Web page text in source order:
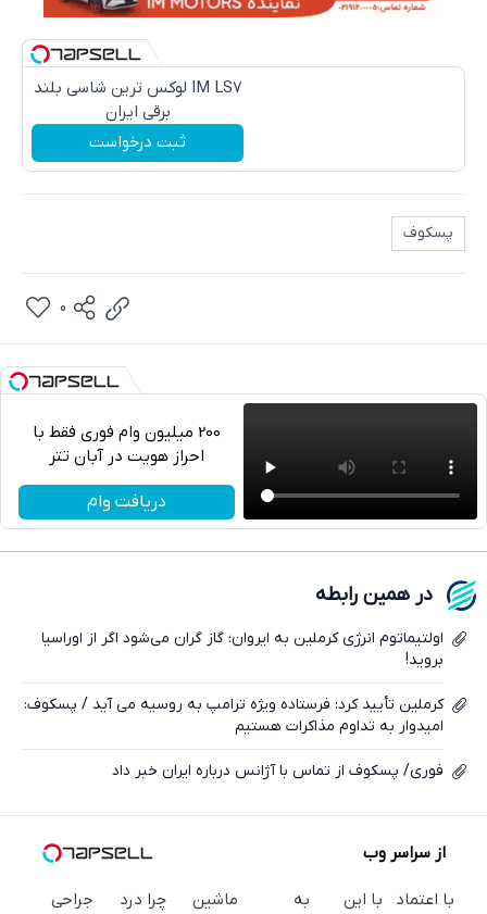
IM LS7 لوکس ترین شاسی بلند
برقی ایران
ثبت درخواست
پسکوف
تلگرام
واتساپ
0
200 میلیون وام فوری فقط با
احراز هویت در آبان تتر
دریافت وام
در همین رابطه
اولتیماتوم انرژی کرملین به ایروان؛ گاز گران می‌شود اگر از اوراسیا
بروید!
کرملین تأیید کرد: فرستاده ویژه ترامپ به روسیه می آید / پسکوف:
امیدوار به تداوم مذاکرات هستیم
فوری/ پسکوف از تماس با آژانس درباره ایران خبر داد
از سراسر وب
با اعتماد
با این
به
ماشین
چرا درد
جراحی